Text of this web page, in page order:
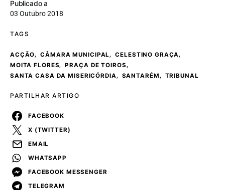
Publicado a
03 Outubro 2018
TAGS
ACÇÃO, CÂMARA MUNICIPAL, CELESTINO GRAÇA,
MOITA FLORES, PRAÇA DE TOIROS,
SANTA CASA DA MISERICÓRDIA, SANTARÉM, TRIBUNAL
PARTILHAR ARTIGO
FACEBOOK
X (TWITTER)
EMAIL
WHATSAPP
FACEBOOK MESSENGER
TELEGRAM